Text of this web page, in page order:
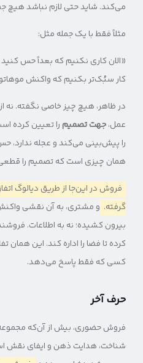
می‌کند. شاید حتی لازم نباشد هیچ
مثلاً فقط با یک جمله مثل:
«الان کاری نکنیم که بعداً حس کنید
کار سبُک‌تر بکنیم که واکنش
در ظاهر، هیچ چیز خاصی نگفته. نه از
عمل،جهت تصمیمرا تعیین کرده
را پیش‌بینی می‌کند و عجله ندارد،
همان چیزی است که تصمیم را قطعی
فروش در این‌جا از طریق دیالوگ
گرفته. و مشتری، به آن نقشی واکنش
بیرون کشیده؛ نه به اطلاعات.
کرده تا فضا را اداره کند. این
کسی که فقط پاسخ می‌دهد.
حرف آخر
فروش حضوری، بیش از آن‌که
شناخت، هدایت ذهن و ایفای نقش